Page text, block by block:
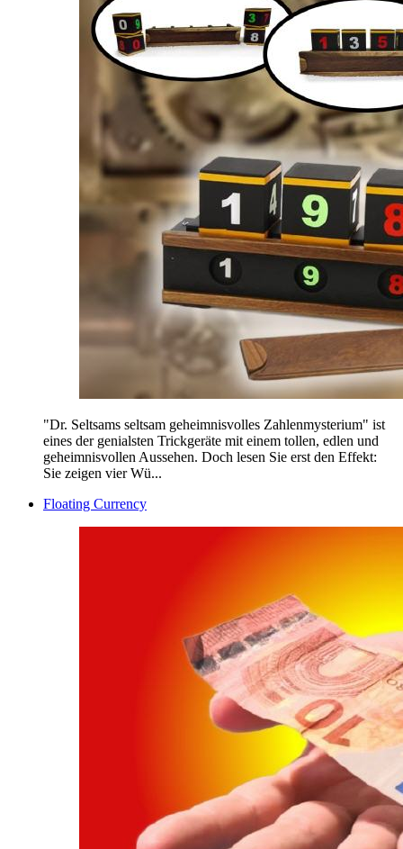
"Dr. Seltsams seltsam geheimnisvolles Zahlenmysterium" ist
eines der genialsten Trickgeräte mit einem tollen, edlen und
geheimnisvollen Aussehen. Doch lesen Sie erst den Effekt:
Sie zeigen vier Wü...
Floating Currency